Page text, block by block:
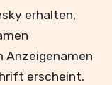
erhalten,
Anzeigenamen
erscheint.